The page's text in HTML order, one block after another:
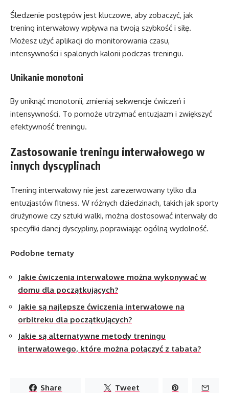
Śledzenie postępów jest kluczowe, aby zobaczyć, jak
trening interwałowy wpływa na twoją szybkość i siłę.
Możesz użyć aplikacji do monitorowania czasu,
intensywności i spalonych kalorii podczas treningu.
Unikanie monotoni
By uniknąć monotonii, zmieniaj sekwencje ćwiczeń i
intensywności. To pomoże utrzymać entuzjazm i zwiększyć
efektywność treningu.
Zastosowanie treningu interwałowego w
innych dyscyplinach
Trening interwałowy nie jest zarezerwowany tylko dla
entuzjastów fitness. W różnych dziedzinach, takich jak sporty
drużynowe czy sztuki walki, można dostosować interwały do
specyfiki danej dyscypliny, poprawiając ogólną wydolność.
Podobne tematy
Jakie ćwiczenia interwałowe można wykonywać w
domu dla początkujących?
Jakie są najlepsze ćwiczenia interwałowe na
orbitreku dla początkujących?
Jakie są alternatywne metody treningu
interwałowego, które można połączyć z tabata?
Share Tweet